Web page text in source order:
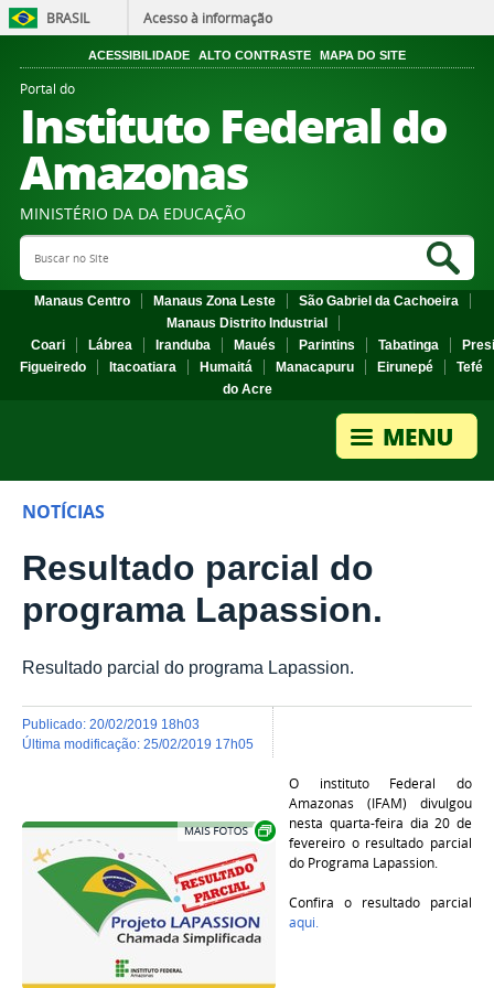
BRASIL Acesso à informação
ACESSIBILIDADE ALTO CONTRASTE MAPA DO SITE
Portal do
Instituto Federal do
Amazonas
MINISTÉRIO DA DA EDUCAÇÃO
Search Site
Manaus Centro Manaus Zona Leste
São Gabriel da Cachoeira
Manaus Distrito Industrial
Coari
Lábrea Iranduba Maués Parintins Tabatinga
Figueiredo
Itacoatiara Humaitá Manacapuru Eirunepé
Tefé
do Acre
NOTÍCIAS
Resultado parcial do
programa Lapassion.
Resultado parcial do programa Lapassion.
publicado: 20/02/2019 18h03
última modificação: 25/02/2019 17h05
Show image carousel
O instituto Federal do
Amazonas (IFAM) divulgou
nesta quarta-feira dia 20 de
fevereiro o resultado parcial
do Programa Lapassion.
Confira o resultado parcial
aqui.